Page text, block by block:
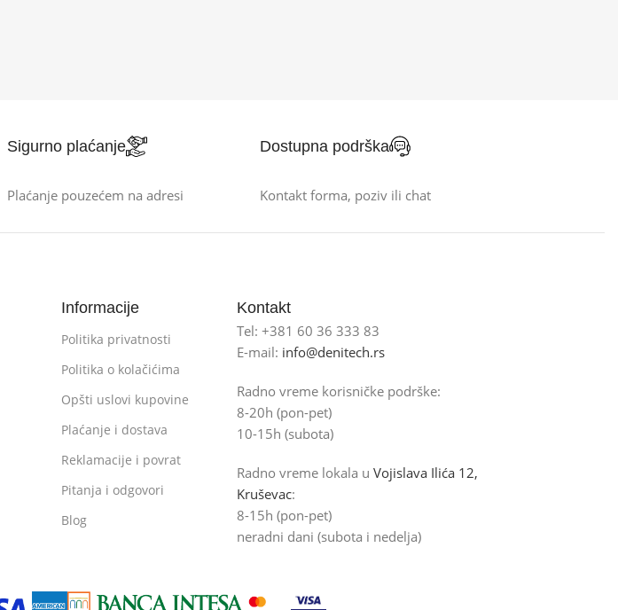
Sigurno plaćanje
Plaćanje pouzećem na adresi
Dostupna podrška
Kontakt forma, poziv ili chat
Informacije
Politika privatnosti
Politika o kolačićima
Opšti uslovi kupovine
Plaćanje i dostava
Reklamacije i povrat
Pitanja i odgovori
Blog
Kontakt
Tel: +381 60 36 333 83
E-mail: info@denitech.rs
Radno vreme korisničke podrške:
8-20h (pon-pet)
10-15h (subota)
Radno vreme lokala u Vojislava Ilića 12,
Kruševac:
8-15h (pon-pet)
neradni dani (subota i nedelja)